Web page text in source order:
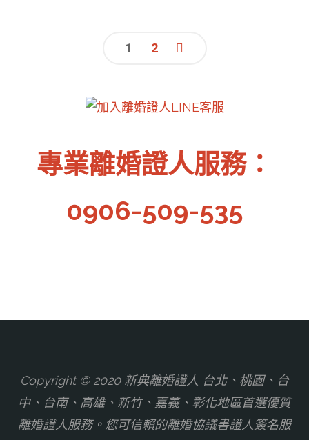
章"
離
協
議
人
名
蓋
分
頁
1 2
專業離婚證人服務：
0906-509-535
Copyright © 2020 新典離婚證人 台北、桃園、台
中、台南、高雄、新竹、嘉義、彰化地區首選優質
離婚證人服務。您可信賴的離婚協議書證人簽名服